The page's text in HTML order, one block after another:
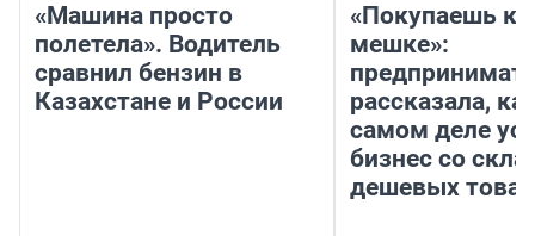
«Машина просто
полетела». Водитель
сравнил бензин в
Казахстане и России
«Покупаешь
мешке»:
рассказала,
самом деле
бизнес со
дешевых